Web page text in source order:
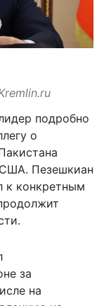
подробно
о
США. Пезешкиан
к конкретным
за
на